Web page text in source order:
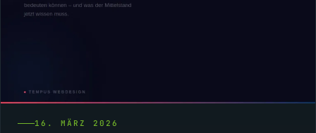
16. MÄRZ 2026